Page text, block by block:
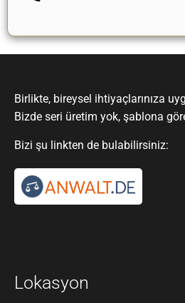
Birlikte, bireysel ihtiyaçlarınıza
Bizde seri üretim yok, şablona
Bizi şu linkten de bulabilirsiniz:
Lokasyon